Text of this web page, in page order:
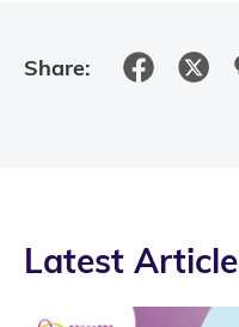
Share:
Latest Article